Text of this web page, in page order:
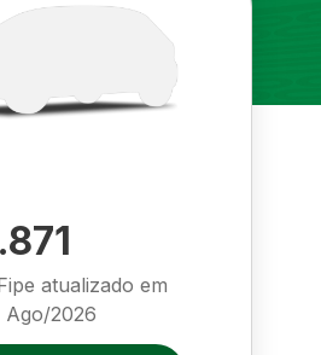
atualizado em
Ago/2026